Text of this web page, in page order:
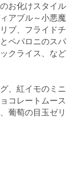
お化けスタイル
アブル～小悪魔
ブ、フライドチ
ペパロニのスパ
クライス、など
、紅イモのミニ
コレートムース
葡萄の目玉ゼリ